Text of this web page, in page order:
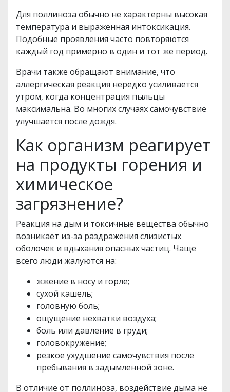
Для поллиноза обычно не характерны высокая
температура и выраженная интоксикация.
Подобные проявления часто повторяются
каждый год примерно в один и тот же период.
Врачи также обращают внимание, что
аллергическая реакция нередко усиливается
утром, когда концентрация пыльцы
максимальна. Во многих случаях самочувствие
улучшается после дождя.
Как организм реагирует
на продукты горения и
химическое
загрязнение?
Реакция на дым и токсичные вещества обычно
возникает из-за раздражения слизистых
оболочек и вдыхания опасных частиц. Чаще
всего люди жалуются на:
жжение в носу и горле;
сухой кашель;
головную боль;
ощущение нехватки воздуха;
боль или давление в груди;
головокружение;
резкое ухудшение самочувствия после
пребывания в задымленной зоне.
В отличие от поллиноза, воздействие дыма не